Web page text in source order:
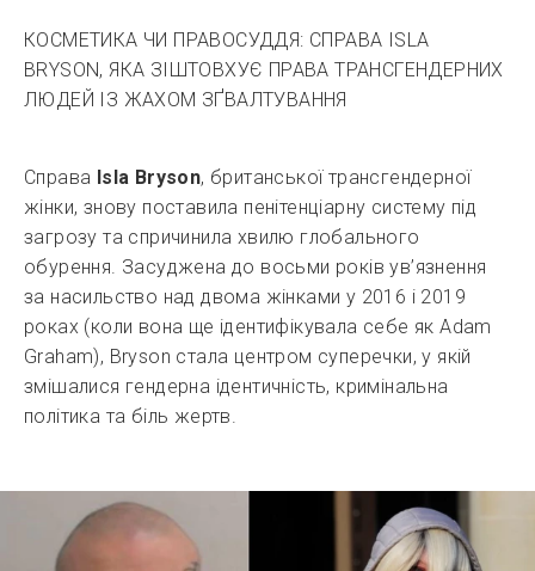
КОСМЕТИКА ЧИ ПРАВОСУДДЯ: СПРАВА ISLA
BRYSON, ЯКА ЗІШТОВХУЄ ПРАВА ТРАНСГЕНДЕРНИХ
ЛЮДЕЙ ІЗ ЖАХОМ ЗҐВАЛТУВАННЯ
Справа Isla Bryson, британської трансгендерної
жінки, знову поставила пенітенціарну систему під
загрозу та спричинила хвилю глобального
обурення. Засуджена до восьми років ув’язнення
за насильство над двома жінками у 2016 і 2019
роках (коли вона ще ідентифікувала себе як Adam
Graham), Bryson стала центром суперечки, у якій
змішалися гендерна ідентичність, кримінальна
політика та біль жертв.